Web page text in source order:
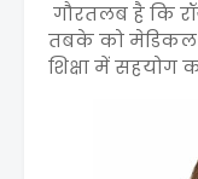
गौरतलब है कि
तबके को मेडिकल
शिक्षा में सहयोग